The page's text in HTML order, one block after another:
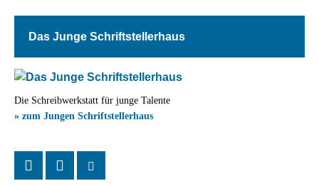
Das Junge Schriftstellerhaus
Die Schreibwerkstatt für junge Talente
» zum Jungen Schriftstellerhaus